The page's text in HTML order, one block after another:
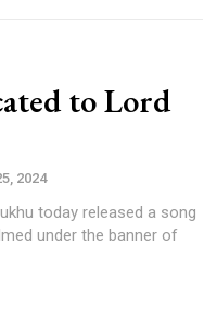
to Lord
2024
today released a song
under the banner of